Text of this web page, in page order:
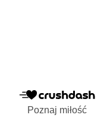
Poznaj miłość